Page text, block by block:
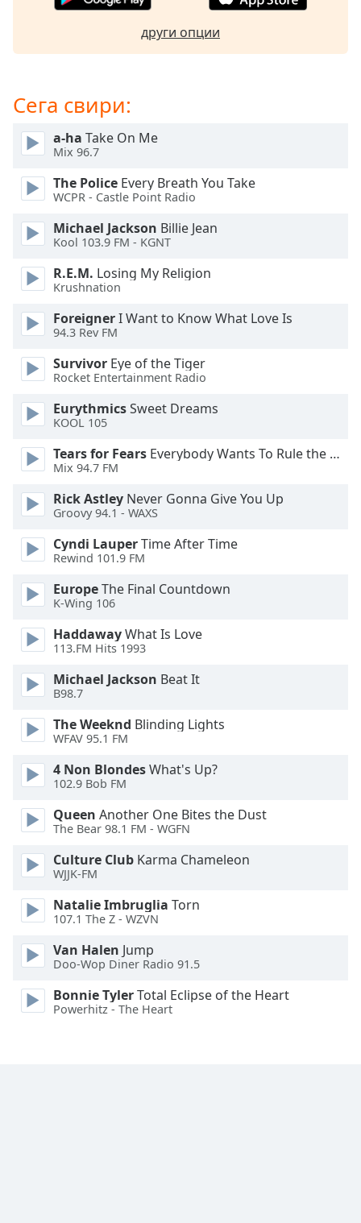
window.
cancel
close
window.
Color
Opacity
Color
Opacity
Caption
Area
Background
Color
Opacity
Font
Edge
Family
Reset
Done
Close
Modal
Dialog
window.
други опции
Сега свири:
a-ha Take On Me
Mix 96.7
The Police Every Breath You Take
WCPR - Castle Point Radio
Michael Jackson Billie Jean
Kool 103.9 FM - KGNT
R.E.M. Losing My Religion
Krushnation
ForeignerI Want to Know What Love Is
94.3 Rev FM
Survivor Eye of the Tiger
Rocket Entertainment Radio
EurythmicsSweet Dreams
KOOL 105
Tears for Fears Everybody Wants To Rule the World
Mix 94.7 FM
Rick Astley Never Gonna Give You Up
Groovy 94.1 - WAXS
Cyndi LauperTime After Time
Rewind 101.9 FM
EuropeThe Final Countdown
K-Wing 106
HaddawayWhat Is Love
113.FM Hits 1993
Michael Jackson Beat It
B98.7
The Weeknd Blinding Lights
WFAV 95.1 FM
4 Non BlondesWhat's Up?
102.9 Bob FM
Queen Another One Bites the Dust
The Bear 98.1 FM - WGFN
Culture Club Karma Chameleon
WJJK-FM
Natalie Imbruglia Torn
107.1 The Z - WZVN
Van Halen Jump
Doo-Wop Diner Radio 91.5
Bonnie TylerTotal Eclipse of the Heart
Powerhitz - The Heart